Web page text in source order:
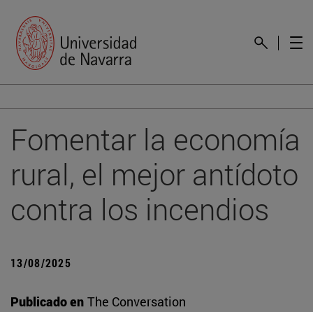
Fomentar la economía
rural, el mejor antídoto
contra los incendios
13/08/2025
Publicado en The Conversation